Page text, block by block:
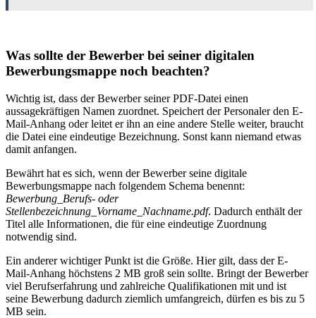
Was sollte der Bewerber bei seiner digitalen
Bewerbungsmappe noch beachten?
Wichtig ist, dass der Bewerber seiner PDF-Datei einen
aussagekräftigen Namen zuordnet. Speichert der Personaler den E-
Mail-Anhang oder leitet er ihn an eine andere Stelle weiter, braucht
die Datei eine eindeutige Bezeichnung. Sonst kann niemand etwas
damit anfangen.
Bewährt hat es sich, wenn der Bewerber seine digitale
Bewerbungsmappe nach folgendem Schema benennt:
Bewerbung_Berufs- oder
Stellenbezeichnung_Vorname_Nachname.pdf. Dadurch enthält der
Titel alle Informationen, die für eine eindeutige Zuordnung
notwendig sind.
Ein anderer wichtiger Punkt ist die Größe. Hier gilt, dass der E-
Mail-Anhang höchstens 2 MB groß sein sollte. Bringt der Bewerber
viel Berufserfahrung und zahlreiche Qualifikationen mit und ist
seine Bewerbung dadurch ziemlich umfangreich, dürfen es bis zu 5
MB sein.